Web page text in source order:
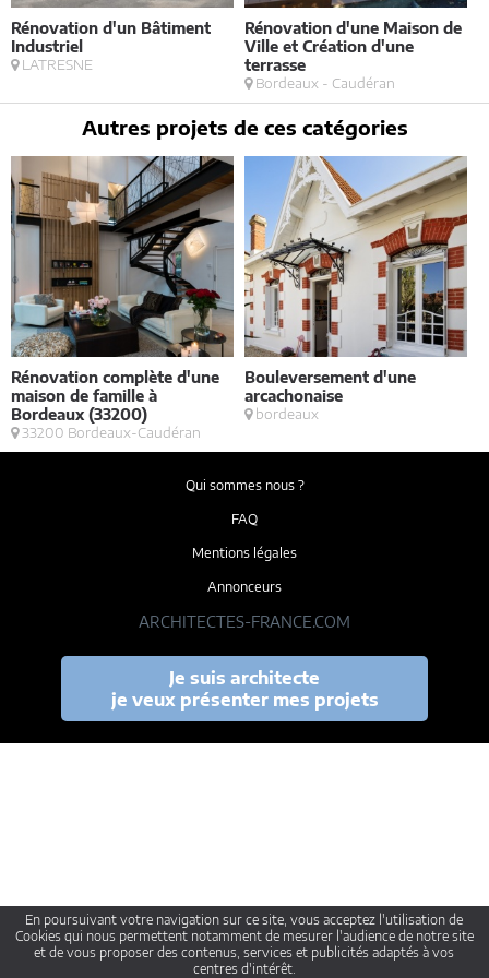
Rénovation d'un Bâtiment
Industriel
LATRESNE
Rénovation d'une Maison de
Ville et Création d'une
terrasse
Bordeaux - Caudéran
Autres projets de ces catégories
Rénovation complète d'une
maison de famille à
Bordeaux (33200)
33200 Bordeaux-Caudéran
Bouleversement d'une
arcachonaise
bordeaux
Qui sommes nous ?
FAQ
Mentions légales
Annonceurs
ARCHITECTES-FRANCE.COM
Je suis architecte
je veux présenter mes projets
En poursuivant votre navigation sur ce site, vous acceptez l'utilisation de
Cookies qui nous permettent notamment de mesurer l'audience de notre site
et de vous proposer des contenus, services et publicités adaptés à vos
centres d'intérêt.